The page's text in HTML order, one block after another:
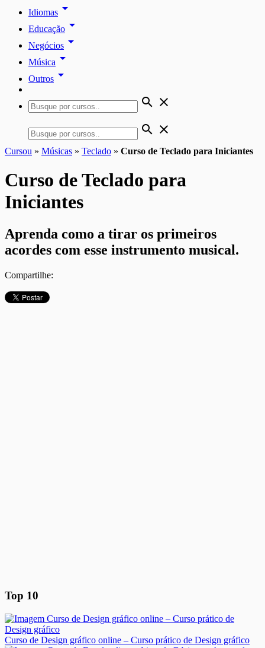
Idiomas arrow_drop_down
Educação arrow_drop_down
Negócios arrow_drop_down
Música arrow_drop_down
Outros arrow_drop_down
search close
search close
Cursou » Músicas » Teclado » Curso de Teclado para Iniciantes
Curso de Teclado para
Iniciantes
Aprenda como a tirar os primeiros
acordes com esse instrumento musical.
Compartilhe:
Top 10
Curso de Design gráfico online – Curso prático de Design gráfico